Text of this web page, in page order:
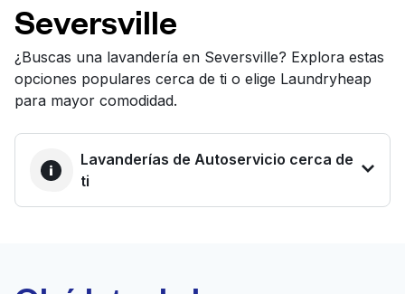
Síguenos en
Seversville
¿Buscas una lavandería en Seversville? Explora estas
opciones populares cerca de ti o elige Laundryheap
para mayor comodidad.
Lavanderías de Autoservicio cerca de
ti
Laundryheap.com